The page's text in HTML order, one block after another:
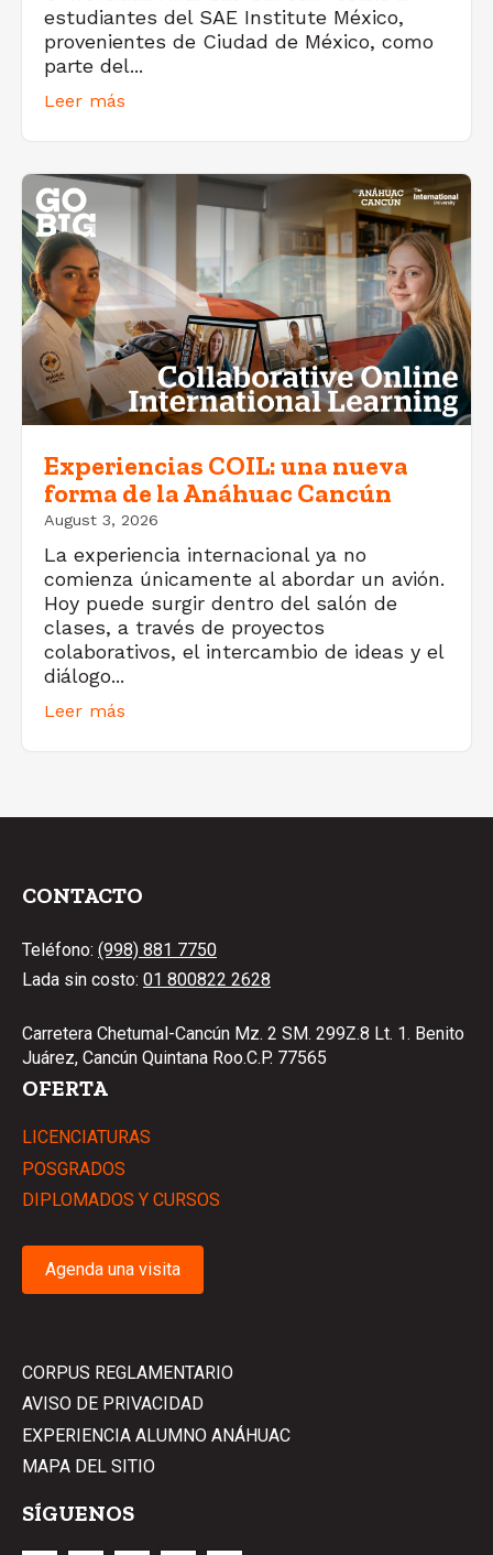
estudiantes del SAE Institute México,
provenientes de Ciudad de México, como
parte del...
Leer más
Experiencias COIL: una nueva
forma de la Anáhuac Cancún
August 3, 2026
La experiencia internacional ya no
comienza únicamente al abordar un avión.
Hoy puede surgir dentro del salón de
clases, a través de proyectos
colaborativos, el intercambio de ideas y el
diálogo...
Leer más
CONTACTO
Teléfono: (998) 881 7750
Lada sin costo: 01 800822 2628
Carretera Chetumal-Cancún Mz. 2 SM. 299Z.8 Lt. 1. Benito
Juárez, Cancún Quintana Roo.C.P. 77565
OFERTA
LICENCIATURAS
POSGRADOS
DIPLOMADOS Y CURSOS
Agenda una visita
CORPUS REGLAMENTARIO
AVISO DE PRIVACIDAD
EXPERIENCIA ALUMNO ANÁHUAC
MAPA DEL SITIO
SÍGUENOS